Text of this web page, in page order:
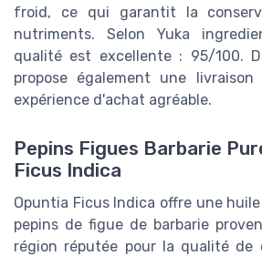
froid, ce qui garantit la
nutriments. Selon Yuka
qualité est excellente : 95/100.
propose également une
expérience d'achat agréable.
Pepins Figues Barbarie
Ficus Indica
Opuntia Ficus Indica offre une
pepins de figue de barbarie
région réputée pour la qualité de